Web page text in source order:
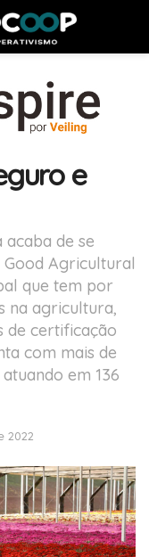
e
de se
Agricultural
que tem por
na agricultura,
de certificação
com mais de
em 136
2022